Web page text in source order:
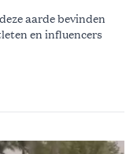
aarde bevinden
en influencers